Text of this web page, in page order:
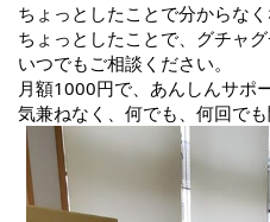
ちょっとしたことで分からなく
ちょっとしたことで、グチャグ
いつでもご相談ください。
月額1000円で、あんしんサポ
気兼ねなく、何でも、何回でも